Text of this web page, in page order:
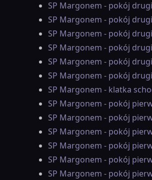
SP Margonem - pokój
SP Margonem - pokój
SP Margonem - pokój
SP Margonem - pokój
SP Margonem - pokój
SP Margonem - pokój
SP Margonem - klatka
SP Margonem - pokój
SP Margonem - pokój
SP Margonem - pokój
SP Margonem - pokój
SP Margonem - pokój
SP Margonem - pokój